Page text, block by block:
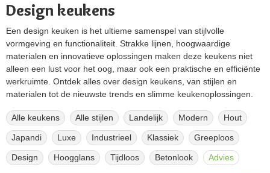
Design keukens
Een design keuken is het ultieme samenspel van stijlvolle
vormgeving en functionaliteit. Strakke lijnen, hoogwaardige
materialen en innovatieve oplossingen maken deze keukens niet
alleen een lust voor het oog, maar ook een praktische en efficiënte
werkruimte. Ontdek alles over design keukens, van stijlen en
materialen tot de nieuwste trends en slimme keukenoplossingen.
Alle keukens Alle stijlen Landelijk Modern Hout
Japandi Luxe Industrieel Klassiek Greeploos
Design Hoogglans Tijdloos Betonlook Advies